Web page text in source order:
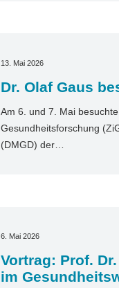
13. Mai 2026
Dr. Olaf Gaus
Am 6. und 7. Mai
Gesundheitsforschung
(DMGD) der…
6. Mai 2026
Vortrag: Prof.
im